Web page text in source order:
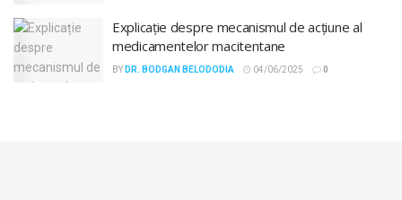
Explicație despre mecanismul de acțiune al
medicamentelor macitentane
BY DR. BODGAN BELODODIA 04/06/2025 0